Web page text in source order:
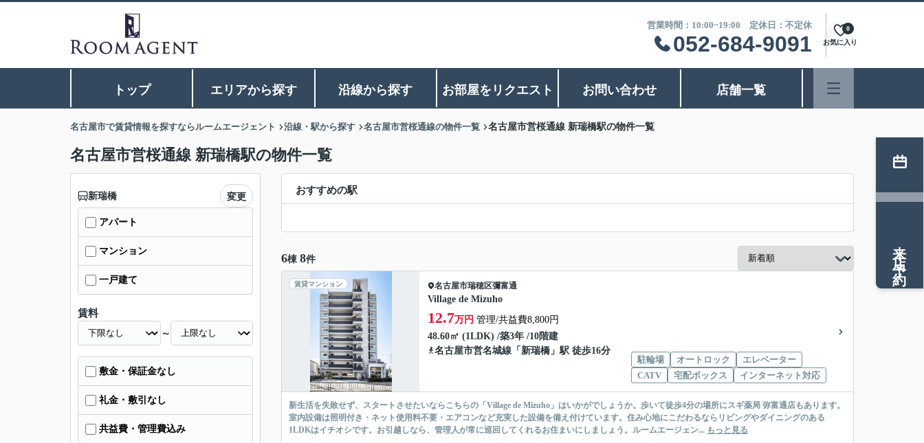
営業時間：10:00~19:00 定休日：不定休
052-684-9091 お気に入り
0
トップ エリアから探す 沿線から探す お部屋をリクエスト お問い合わせ 店舗一覧
名古屋市で賃貸情報を探すならルームエージェント 沿線・駅から探す 名古屋市営桜通線の物件一覧 名古屋市営桜通線 新瑞橋駅の物件一覧
名古屋市営桜通線 新瑞橋駅の物件一覧
おすすめの駅
6棟 8件
賃貸マンション 名古屋市瑞穂区彌富通
Village de Mizuho
12.7万円 管理/共益費8,800円
48.60㎡ (1LDK) /築3年 /10階建
名古屋市営名城線 「 新瑞橋 」駅 徒歩16分
駐輪場
オートロック
エレベーター
CATV
宅配ボックス インターネット対応
新生活を失敗せず、スタートさせたいならこちらの「Village de Mizuho」はいかがでしょうか。歩いて徒歩4分の場所にスギ薬局 弥富通店もあります。
室内設備は照明付き・ネット使用料不要・エアコンなど充実した設備を備え付けています。住み心地にこだわるならリビングやダイニングのある
1LDKはイチオシです。お引越しなら、管理人が常に巡回してくれるお住まいにしましょう。ルームエージェン... もっと見る
新瑞橋 変更
アパート
マンション
一戸建て
賃料
～
敷金・保証金なし
礼金・敷引なし
共益費・管理費込み
来店予約